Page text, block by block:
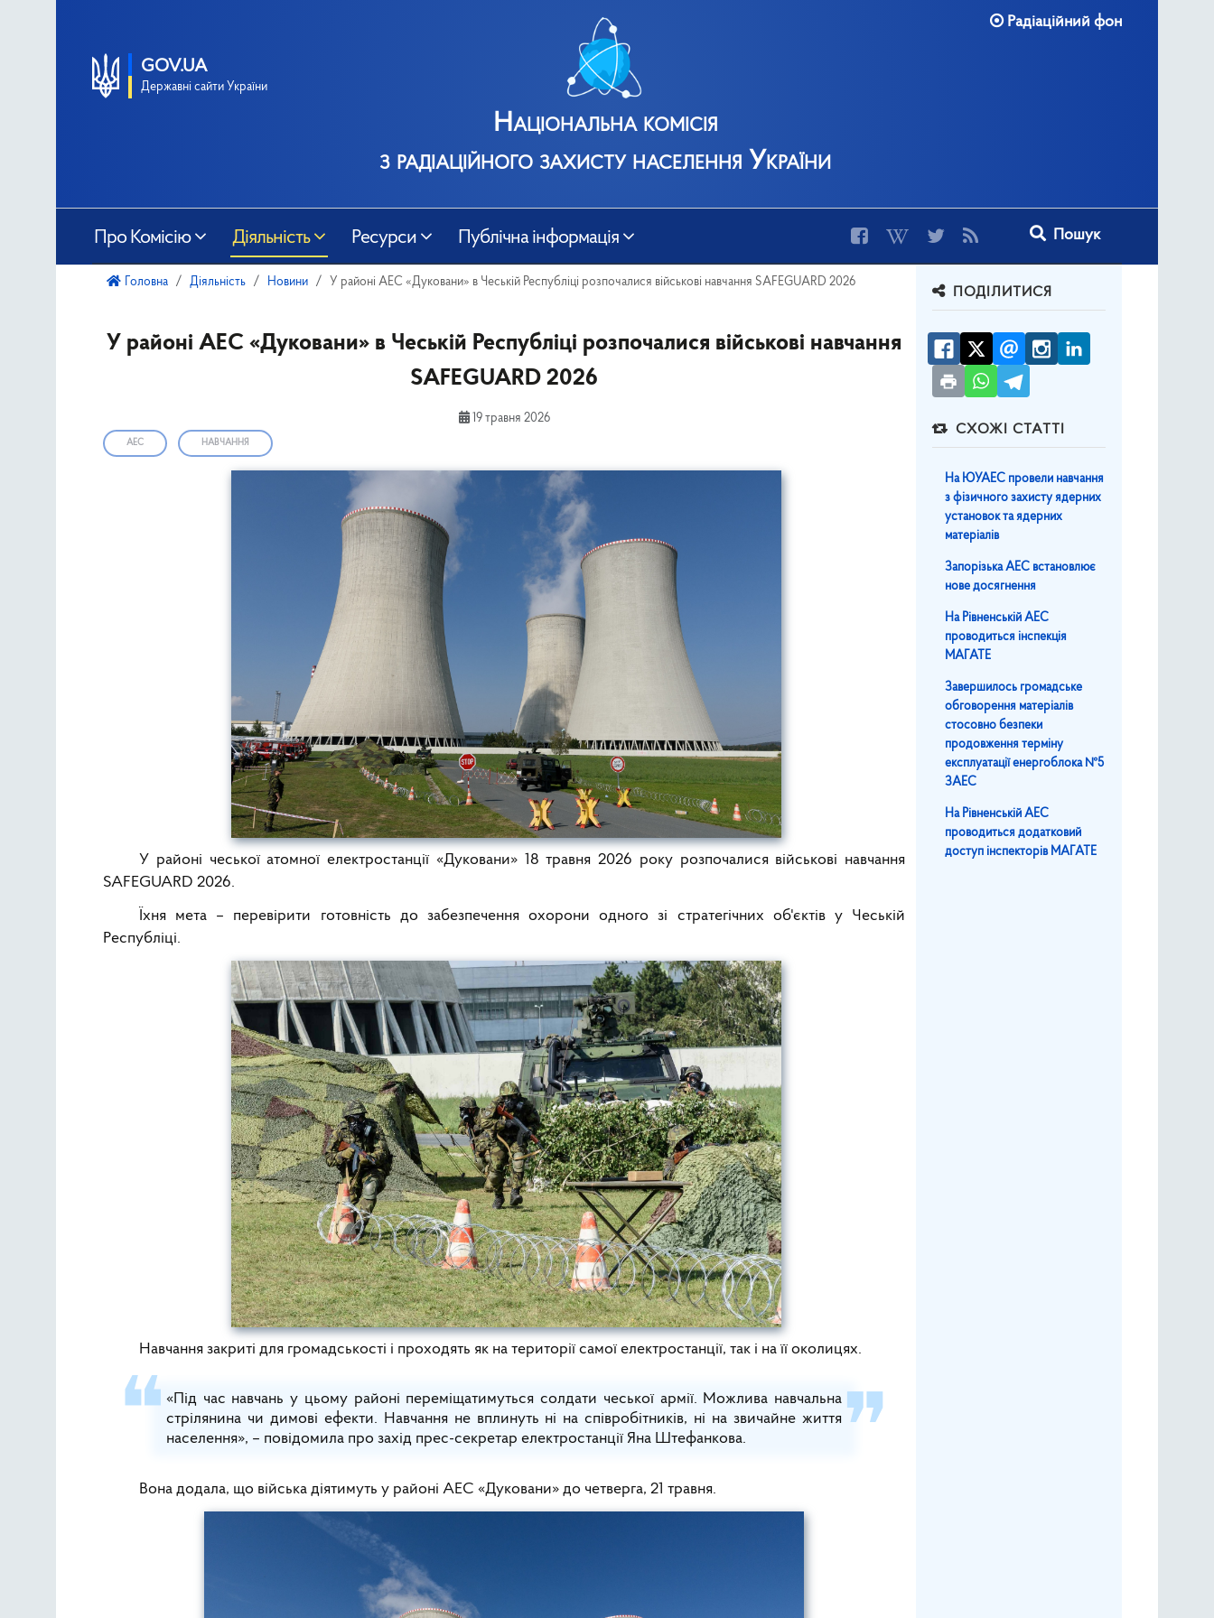
GOV.UA
Державні сайти України
Національна комісія
з радіаційного захисту населення України
Радіаційний фон
Про Комісію Діяльність Ресурси Публічна інформація
Type 2 or more characters for
Пошук
Головна Діяльність Новини У районі АЕС «Дуковани» в Чеській Республіці розпочалися військові навчання SAFEGUARD 2026
У районі АЕС «Дуковани» в Чеській Республіці розпочалися військові навчання
SAFEGUARD 2026
19 травня 2026
АЕС НАВЧАННЯ
У районі чеської атомної електростанції «Дуковани» 18 травня 2026 року розпочалися військові навчання
SAFEGUARD 2026.
Їхня мета – перевірити готовність до забезпечення охорони одного зі стратегічних об'єктів у Чеській
Республіці.
Навчання закриті для громадськості і проходять як на території самої електростанції, так і на її околицях.
«Під час навчань у цьому районі переміщатимуться солдати чеської армії. Можлива навчальна
стрілянина чи димові ефекти. Навчання не вплинуть ні на співробітників, ні на звичайне життя
населення», – повідомила про захід прес-секретар електростанції Яна Штефанкова.
Вона додала, що війська діятимуть у районі АЕС «Дуковани» до четверга, 21 травня.
ПОДІЛИТИСЯ
СХОЖІ СТАТТІ
На ЮУАЕС провели навчання
з фізичного захисту ядерних
установок та ядерних
матеріалів
Запорізька АЕС встановлює
нове досягнення
На Рівненській АЕС
проводиться інспекція
МАГАТЕ
Завершилось громадське
обговорення матеріалів
стосовно безпеки
продовження терміну
експлуатації енергоблока №5
ЗАЕС
На Рівненській АЕС
проводиться додатковий
доступ інспекторів МАГАТЕ